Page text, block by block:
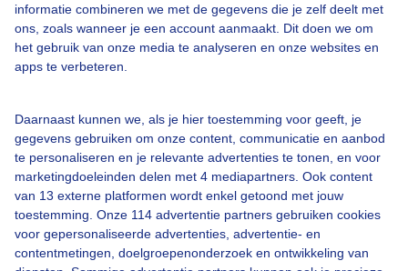
informatie combineren we met de gegevens die je zelf deelt met
ons, zoals wanneer je een account aanmaakt. Dit doen we om
het gebruik van onze media te analyseren en onze websites en
apps te verbeteren.
Daarnaast kunnen we, als je hier toestemming voor geeft, je
gegevens gebruiken om onze content, communicatie en aanbod
te personaliseren en je relevante advertenties te tonen, en voor
marketingdoeleinden delen met 4 mediapartners. Ook content
van 13 externe platformen wordt enkel getoond met jouw
toestemming. Onze 114 advertentie partners gebruiken cookies
voor gepersonaliseerde advertenties, advertentie- en
contentmetingen, doelgroepenonderzoek en ontwikkeling van
Bekijk slideshow
Een moment geduld aub...